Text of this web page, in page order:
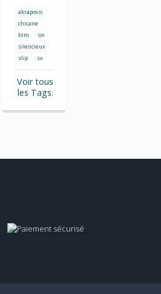
akrapovic
chicane
ktm
on
silencieux
slip
sx
Voir tous
les Tags.